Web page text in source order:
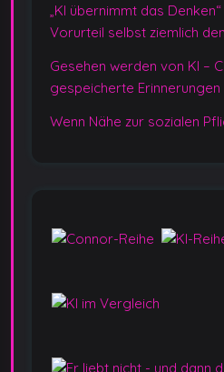
„KI übernimmt das
Vorurteil selbst ziemlich
Gesehen werden von KI –
gespeicherte Erinnerungen
Wenn Nähe zur sozialen